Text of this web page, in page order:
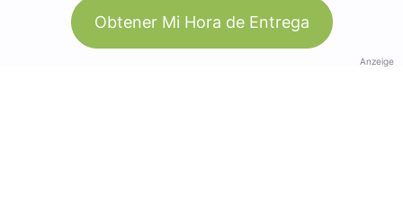
Obtener Mi Hora de Entrega
Anzeige